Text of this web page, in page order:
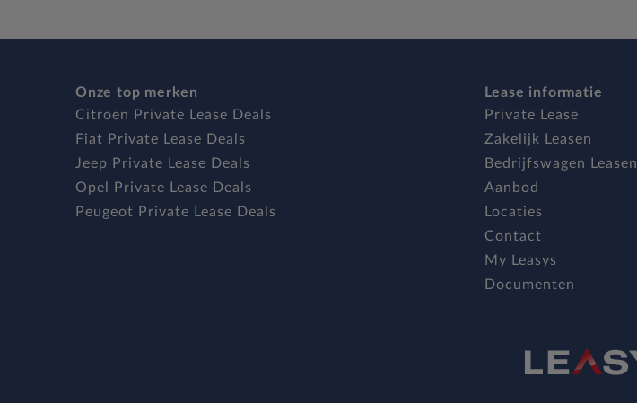
Onze top merken
Citroen Private Lease Deals
Fiat Private Lease Deals
Jeep Private Lease Deals
Opel Private Lease Deals
Peugeot Private Lease Deals
Lease informatie
Private Lease
Zakelijk Leasen
Bedrijfswagen Leasen
Aanbod
Locaties
Contact
My Leasys
Documenten